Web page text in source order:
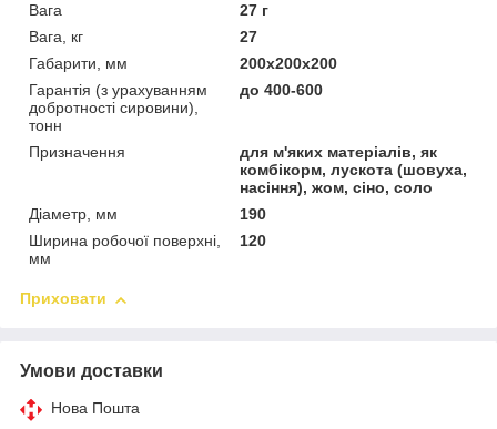
Вага
27 г
Вага, кг
27
Габарити, мм
200х200х200
Гарантія (з урахуванням
добротності сировини),
тонн
до 400-600
Призначення
для м'яких матеріалів, як
комбікорм, лускота (шовуха,
насіння), жом, сіно, соло
Діаметр, мм
190
Ширина робочої поверхні,
мм
120
Приховати
Умови доставки
Нова Пошта